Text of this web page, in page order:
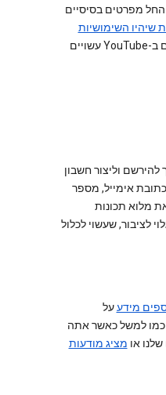
מפרטים בסיסיים
שיהיו השימושיות
, או אילו סרטונים ב-YouTube עשויים
וליצור חשבון
אימייל, מספר
מלוא תכונות
לציבור, שעשוי לכלול
מידעעל
למשל כאשר אתה
מציג מודעות